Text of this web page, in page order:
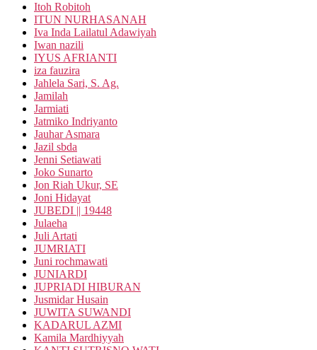
Itoh Robitoh
ITUN NURHASANAH
Iva Inda Lailatul Adawiyah
Iwan nazili
IYUS AFRIANTI
iza fauzira
Jahlela Sari, S. Ag.
Jamilah
Jarmiati
Jatmiko Indriyanto
Jauhar Asmara
Jazil sbda
Jenni Setiawati
Joko Sunarto
Jon Riah Ukur, SE
Joni Hidayat
JUBEDI || 19448
Julaeha
Juli Artati
JUMRIATI
Juni rochmawati
JUNIARDI
JUPRIADI HIBURAN
Jusmidar Husain
JUWITA SUWANDI
KADARUL AZMI
Kamila Mardhiyyah